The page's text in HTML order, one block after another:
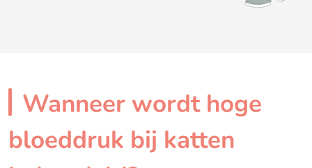
Wanneer wordt hoge
bloeddruk bij katten